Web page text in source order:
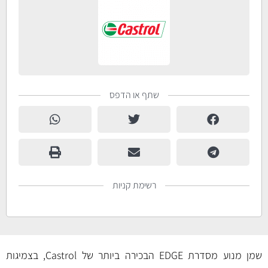
שתף או הדפס
רשימת קניות
שמן מנוע מסדרת EDGE הבכירה ביותר של Castrol, בצמיגות